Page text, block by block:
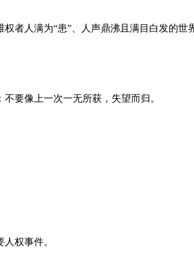
者人满为“患”、人声鼎沸且满目白发的
要像上一次一无所获，失望而归。
权事件。